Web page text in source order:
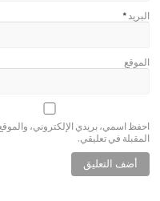
البريد*
الموقع
احفظ اسمي، بريدي الإلكتروني،
المقبلة في تعليقي.